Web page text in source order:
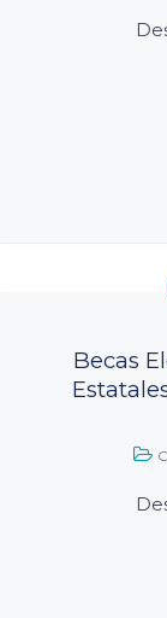
Becas